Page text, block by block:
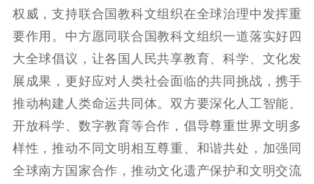
新闻出版
精品出版 全民阅读
出版监管
扫黄打非
电影工作
电影创作 电影市场
机关党建
权威，支持联合国教科文组织在全球治理中发挥重
要作用。中方愿同联合国教科文组织一道落实好四
大全球倡议，让各国人民共享教育、科学、文化发
展成果，更好应对人类社会面临的共同挑战，携手
推动构建人类命运共同体。双方要深化人工智能、
开放科学、数字教育等合作，倡导尊重世界文明多
样性，推动不同文明相互尊重、和谐共处，加强同
全球南方国家合作，推动文化遗产保护和文明交流